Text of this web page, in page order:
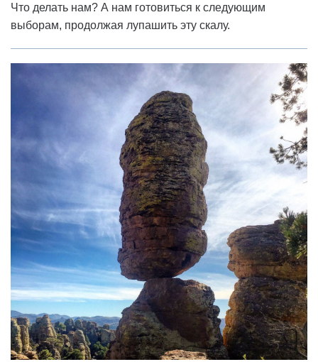
Что делать нам? А нам готовиться к следующим
выборам, продолжая лупашить эту скалу.